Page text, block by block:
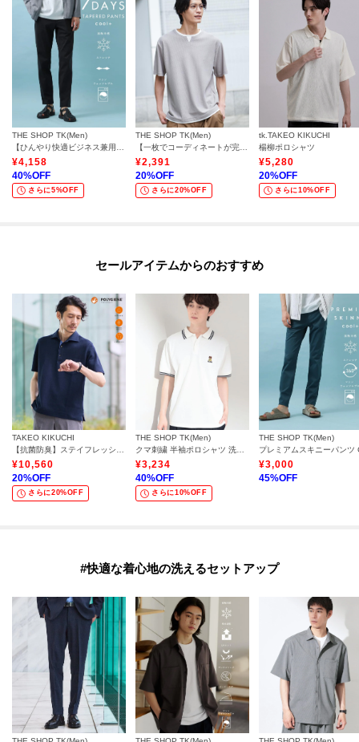
THE SHOP TK(Men)
¥4,158
40%OFF
さらに5%OFF
THE SHOP TK(Men)
¥2,391
20%OFF
さらに20%OFF
tk.TAKEO KIKUCHI
楊柳ポロシャツ
¥5,280
20%OFF
さらに10%OFF
セールアイテムからのおすすめ
TAKEO KIKUCHI
【抗菌防臭】ステイフレッシュ ポロシャツ
¥10,560
20%OFF
さらに20%OFF
THE SHOP TK(Men)
クマ刺繍 半袖ポロシャツ 洗濯機OK
¥3,234
40%OFF
さらに10%OFF
THE SHOP TK(Men)
¥3,000
45%OFF
#快適な着心地の洗えるセットアップ